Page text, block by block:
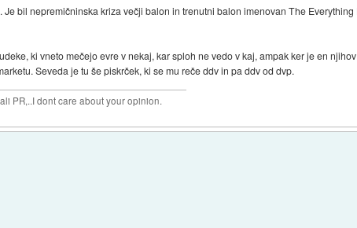
bil nepremičninska kriza večji balon in trenutni balon imenovan The
ki vneto mečejo evre v nekaj, kar sploh ne vedo v kaj, ampak ker je en
Seveda je tu še piskrček, ki se mu reče ddv in pa ddv od dvp.
PR,..I dont care about your opinion.